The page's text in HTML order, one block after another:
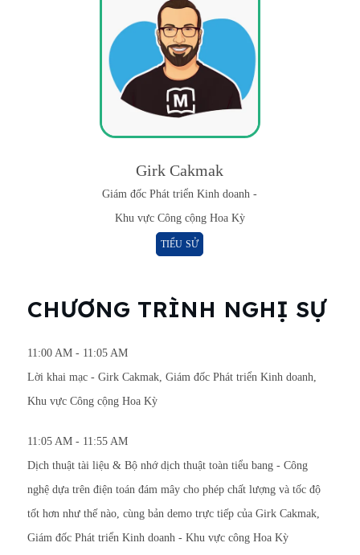
Girk Cakmak
Giám đốc Phát triển Kinh doanh -
Khu vực Công cộng Hoa Kỳ
TIỂU SỬ
CHƯƠNG TRÌNH NGHỊ SỰ
11:00 AM - 11:05 AM
Lời khai mạc - Girk Cakmak, Giám đốc Phát triển Kinh doanh
Khu vực Công cộng Hoa Kỳ
11:05 AM - 11:55 AM
Dịch thuật tài liệu & Bộ nhớ dịch thuật toàn tiểu bang - Công
nghệ dựa trên điện toán đám mây cho phép chất lượng và tốc độ
tốt hơn như thế nào, cùng bản demo trực tiếp của Girk Cakmak,
Giám đốc Phát triển Kinh doanh - Khu vực công Hoa Kỳ